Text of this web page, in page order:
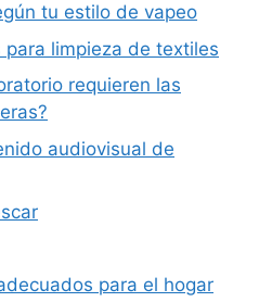
tu estilo de vapeo
limpieza de textiles
requieren las
audiovisual de
para el hogar